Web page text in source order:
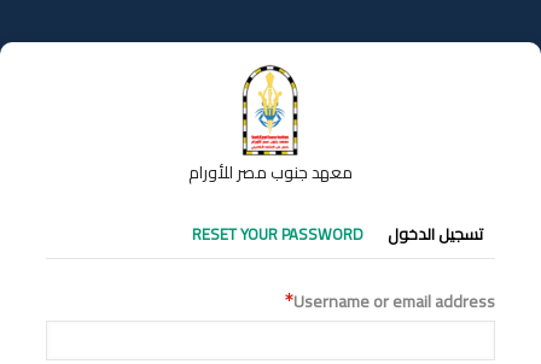
إلى
المحتوى
معهد جنوب مصر للأورام
التبويبات
الأساسية
تسجيل الدخول RESET YOUR PASSWORD
Username or email address